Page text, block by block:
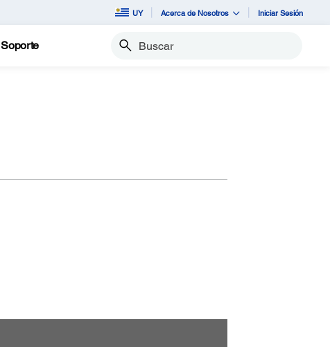
UY Acerca de Nosotros Iniciar Sesión
Soporte Buscar